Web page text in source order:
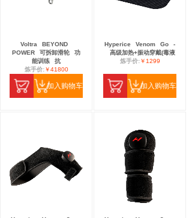
Voltra
BEYOND
POWER
可拆卸滑轮
功
能训练
抗
炼手价:￥41800
加入购物车
Hyperice Venom Go
-
高级加热+振动穿戴(毒液
炼手价:￥1299
加入购物车